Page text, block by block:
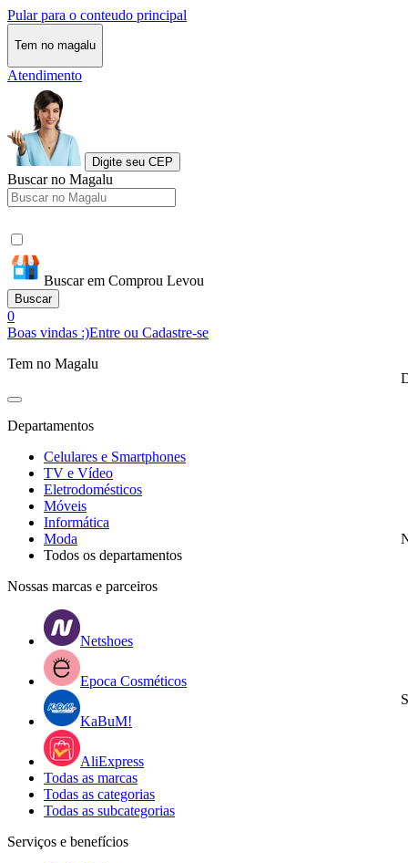
Pular para o conteudo principal
Tem no magalu
Atendimento
Digite seu CEP
Buscar no Magalu
Buscar em Comprou Levou
Buscar
0
Boas vindas :)Entre ou Cadastre-se
Tem no Magalu
Departamentos
Celulares e Smartphones
TV e Vídeo
Eletrodomésticos
Móveis
Informática
Moda
Todos os departamentos
Nossas marcas e parceiros
Netshoes
Epoca Cosméticos
KaBuM!
AliExpress
Todas as marcas
Todas as categorias
Todas as subcategorias
Serviços e benefícios